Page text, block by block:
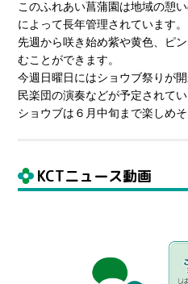
このふれあい菖蒲園は地域の憩
によって長年管理されています。
先週から咲き始め紫や黄色、ピ
むことができます。
今週日曜日にはショウブ祭りが
民楽団の演奏などが予定されてい
ショウブは６月中旬まで楽しめ
KCTニュース動画